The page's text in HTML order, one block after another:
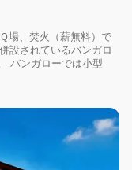
場、焚火（薪無料）で
設されているバンガロ
バンガローでは小型